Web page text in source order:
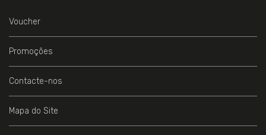
Voucher
Promoções
Contacte-nos
Mapa do Site